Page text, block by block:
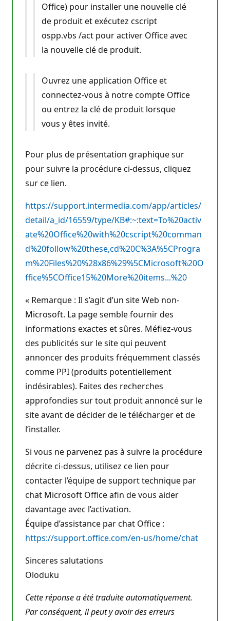
Office) pour installer une nouvelle clé
de produit et exécutez cscript
ospp.vbs /act pour activer Office avec
la nouvelle clé de produit.
Ouvrez une application Office et
connectez-vous à notre compte Office
ou entrez la clé de produit lorsque
vous y êtes invité.
Pour plus de présentation graphique sur
pour suivre la procédure ci-dessus, cliquez
sur ce lien.
https://support.intermedia.com/app/articles/
detail/a_id/16559/type/KB#:~:text=To%20activ
ate%20Office%20with%20cscript%20comman
d%20follow%20these,cd%20C%3A%5CProgra
m%20Files%20%28x86%29%5CMicrosoft%20O
ffice%5COffice15%20More%20items...%20
« Remarque : Il s’agit d’un site Web non-
Microsoft. La page semble fournir des
informations exactes et sûres. Méfiez-vous
des publicités sur le site qui peuvent
annoncer des produits fréquemment classés
comme PPI (produits potentiellement
indésirables). Faites des recherches
approfondies sur tout produit annoncé sur le
site avant de décider de le télécharger et de
l’installer.
Si vous ne parvenez pas à suivre la procédure
décrite ci-dessus, utilisez ce lien pour
contacter l’équipe de support technique par
chat Microsoft Office afin de vous aider
davantage avec l’activation.
Équipe d’assistance par chat Office :
https://support.office.com/en-us/home/chat
Sinceres salutations
Oloduku
Cette réponse a été traduite automatiquement.
Par conséquent, il peut y avoir des erreurs